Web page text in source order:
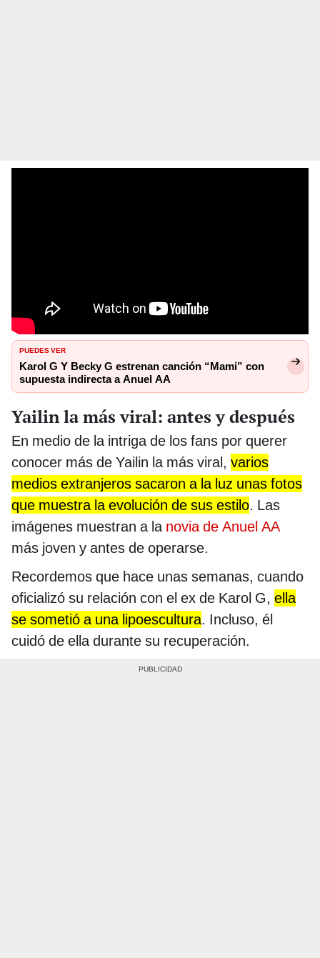
PUEDES VER
Karol G Y Becky G estrenan canción “Mami” con
supuesta indirecta a Anuel AA
Yailin la más viral: antes y después
En medio de la intriga de los fans por querer
conocer más de Yailin la más viral, varios
medios extranjeros sacaron a la luz unas fotos
que muestra la evolución de sus estilo. Las
imágenes muestran a la novia de Anuel AA
más joven y antes de operarse.
Recordemos que hace unas semanas, cuando
oficializó su relación con el ex de Karol G, ella
se sometió a una lipoescultura. Incluso, él
cuidó de ella durante su recuperación.